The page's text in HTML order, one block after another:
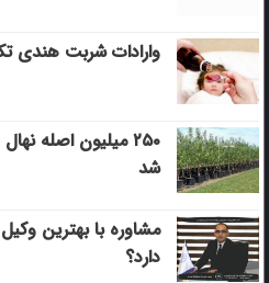
وارادات شربت هندی
۲۵۰ میلیون اصله
شد
مشاوره با بهترین
دارد؟